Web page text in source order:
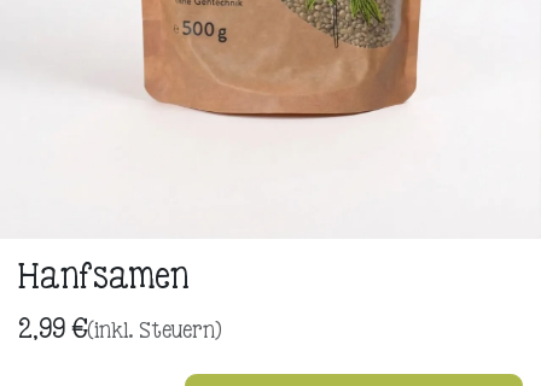
Hanfsamen
2,99€(inkl. Steuern)